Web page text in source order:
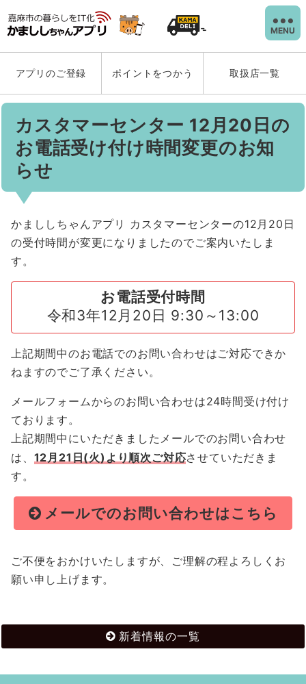
MENU
アプリのご登録 ポイントをつかう 取扱店一覧
カスタマーセンター 12月20日の
お電話受け付け時間変更のお知
らせ
かまししちゃんアプリ カスタマーセンターの12月20日
の受付時間が変更になりましたのでご案内いたしま
す。
お電話受付時間
令和3年12月20日 9:30～13:00
上記期間中のお電話でのお問い合わせはご対応できか
ねますのでご了承ください。
メールフォームからのお問い合わせは24時間受け付け
ております。
上記期間中にいただきましたメールでのお問い合わせ
は、 12月21日(火)より順次ご対応させていただきま
す。
メールでのお問い合わせはこちら
ご不便をおかけいたしますが、ご理解の程よろしくお
願い申し上げます。
新着情報の一覧